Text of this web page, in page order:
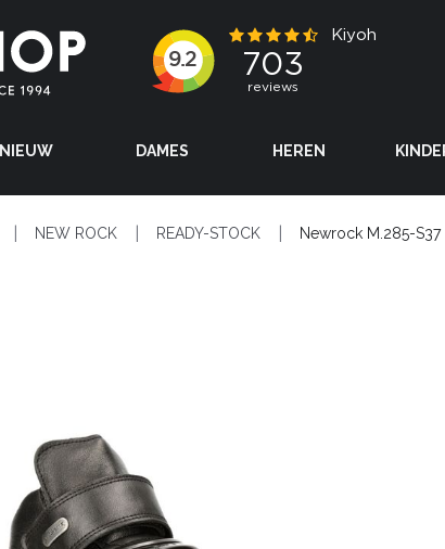
NIEUW DAMES HEREN
NEW ROCK READY-STOCK Newrock M.285-